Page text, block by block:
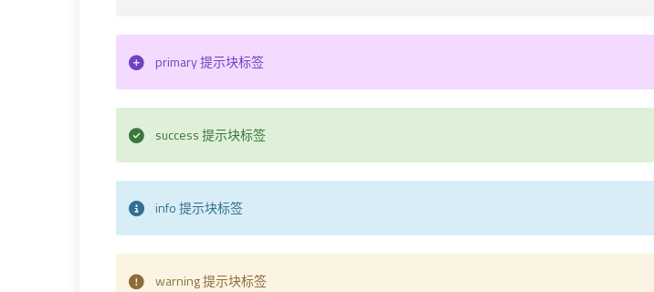
primary 提示块标签
success 提示块标签
info 提示块标签
warning 提示块标签